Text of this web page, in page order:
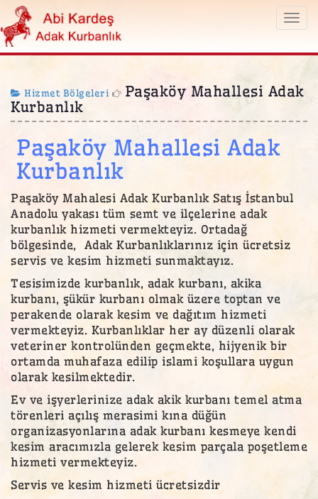
Hizmet Bölgeleri
Paşaköy Mahallesi Adak
Kurbanlık
Paşaköy Mahallesi Adak
Kurbanlık
Paşaköy Mahalesi Adak Kurbanlık Satış İstanbul
Anadolu yakası tüm semt ve ilçelerine adak
kurbanlık hizmeti vermekteyiz. Ortadağ
bölgesinde, Adak Kurbanlıklarınız için ücretsiz
servis ve kesim hizmeti sunmaktayız.
Tesisimizde kurbanlık, adak kurbanı, akika
kurbanı, şükür kurbanı olmak üzere toptan ve
perakende olarak kesim ve dağıtım hizmeti
vermekteyiz. Kurbanlıklar her ay düzenli olarak
veteriner kontrolünden geçmekte, hijyenik bir
ortamda muhafaza edilip islami koşullara uygun
olarak kesilmektedir.
Ev ve işyerlerinize adak akik kurbanı temel atma
törenleri açılış merasimi kına düğün
organizasyonlarına adak kurbanı kesmeye kendi
kesim aracımızla gelerek kesim parçala poşetleme
hizmeti vermekteyiz.
Servis ve kesim hizmeti ücretsizdir